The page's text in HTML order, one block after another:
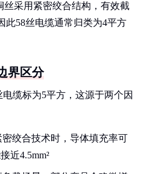
丝采用紧密绞合结构，有效截
此58丝电缆通常归类为4平方
界区分
缆标为5平方，这源于两个因
密绞合技术时，导体填充率可
近4.5mm²